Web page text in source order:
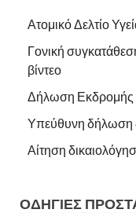
Ατομικό Δελτίο
Γονική
βίντεο
Δήλωση Εκδρομής
Υπεύθυνη δήλωση
Αίτηση
ΟΔΗΓΙΕΣ